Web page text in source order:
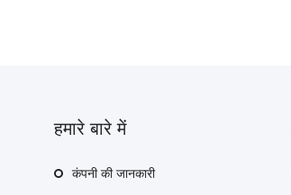
हमारे बारे में
कंपनी की जानकारी